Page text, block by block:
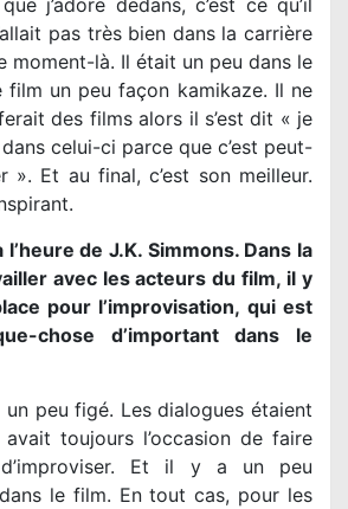
j’adore dedans, c’est ce qu’il
pas très bien dans la carrière
moment-là. Il était un peu dans le
un peu façon kamikaze. Il ne
des films alors il s’est dit « je
celui-ci parce que c’est peut-
». Et au final, c’est son meilleur.
de J.K. Simmons. Dans la
avec les acteurs du film, il y
pour l’improvisation, qui est
chose d’important dans le
un peu figé. Les dialogues étaient
toujours l’occasion de faire
d’improviser. Et il y a un peu
le film. En tout cas, pour les